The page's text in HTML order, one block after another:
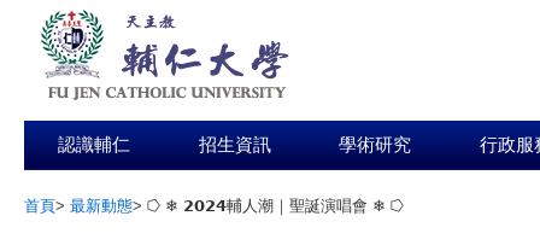
認識輔仁 招生資訊 學術研究 行政服
首頁> 最新動態> ⭔ ❄︎ 𝟮𝟬𝟮𝟰輔人潮｜聖誕演唱會 ❄︎ ⭔